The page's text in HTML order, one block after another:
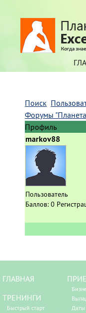
Поиск
Форумы
Профиль
markov88
Пользователь
Баллов: 0
ГЛАВНАЯ
ТРЕНИНГИ
Быстрый старт
Даты